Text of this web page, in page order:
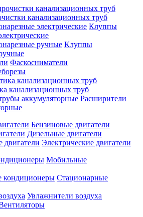
канализационных труб
Клуппы
Клуппы
Фаскосниматели
канализационных труб
Расширители
Бензиновые двигатели
Дизельные двигатели
Электрические двигатели
Мобильные
Стационарные
Увлажнители воздуха